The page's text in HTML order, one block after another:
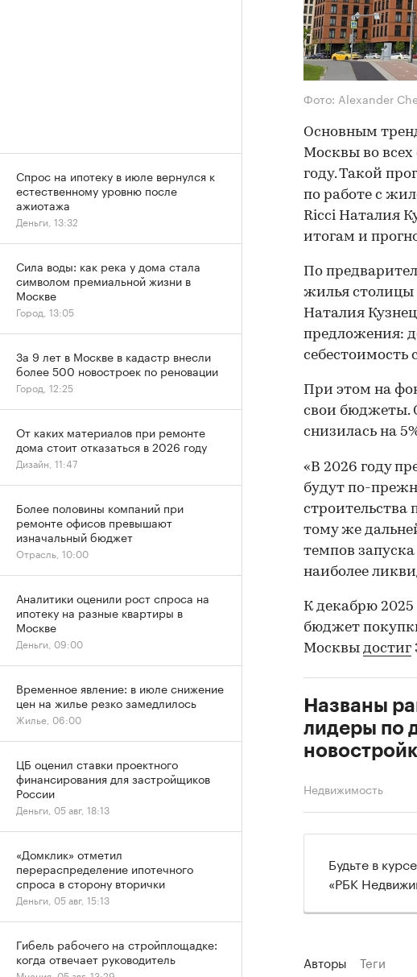
Фото: Alexander
Основным
Москвы во всех
году. Такой
по работе с
Ricci Наталия
итогам и
По
жилья столицы
Наталия
предложения:
себестоимость
При этом на
свои бюджеты.
снизилась на
00:00
«В 2026 году
будут по-
строительства
тому же
темпов
наиболее
К декабрю
бюджет
Москвы достиг
Названы
лидеры по
Недвижимость
Будьте в
«РБК
Авторы Теги
Спрос на ипотеку в июле вернулся к
естественному уровню после
ажиотажа
Деньги, 13:32
Сила воды: как река у дома стала
символом премиальной жизни в
Москве
Город, 13:05
За 9 лет в Москве в кадастр внесли
более 500 новостроек по реновации
Город, 12:25
От каких материалов при ремонте
дома стоит отказаться в 2026 году
Дизайн, 11:47
Более половины компаний при
ремонте офисов превышают
изначальный бюджет
Отрасль, 10:00
Аналитики оценили рост спроса на
ипотеку на разные квартиры в
Москве
Деньги, 09:00
Временное явление: в июле снижение
цен на жилье резко замедлилось
Жилье, 06:00
ЦБ оценил ставки проектного
финансирования для застройщиков
России
Деньги, 05 авг, 18:13
«Домклик» отметил
перераспределение ипотечного
спроса в сторону вторички
Деньги, 05 авг, 15:13
Гибель рабочего на стройплощадке:
когда отвечает руководитель